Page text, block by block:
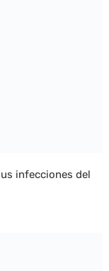
infecciones del